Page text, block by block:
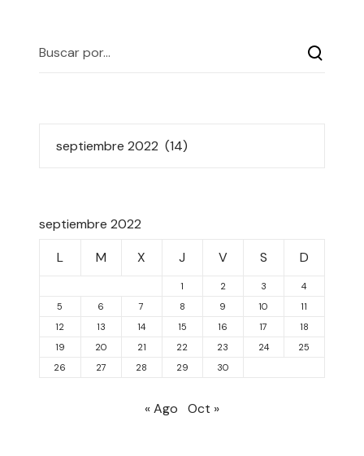
septiembre 2022
L
M X J V S D
1 2 3
4
5
6 7 8 9 10
11
12
13 14 15 16 17
18
19
20 21 22 23 24
25
26
27 28 29 30
« Ago Oct »